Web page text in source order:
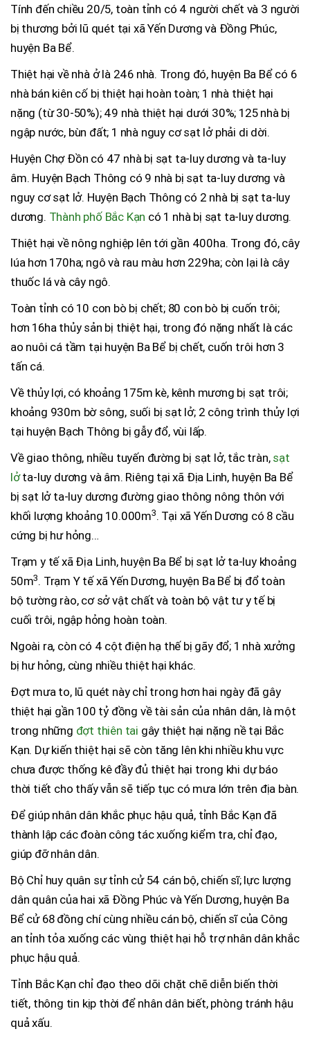
Tính đến chiều 20/5, toàn tỉnh có 4 người chết và 3 người
bị thương bởi lũ quét tại xã Yến Dương và Đồng Phúc,
huyện Ba Bể.
Thiệt hại về nhà ở là 246 nhà. Trong đó, huyện Ba Bể có 6
nhà bán kiên cố bị thiệt hại hoàn toàn; 1 nhà thiệt hại
nặng (từ 30-50%); 49 nhà thiệt hại dưới 30%; 125 nhà bị
ngập nước, bùn đất; 1 nhà nguy cơ sạt lở phải di dời.
Huyện Chợ Đồn có 47 nhà bị sạt ta-luy dương và ta-luy
âm. Huyện Bạch Thông có 9 nhà bị sạt ta-luy dương và
nguy cơ sạt lở. Huyện Bạch Thông có 2 nhà bị sạt ta-luy
dương. Thành phố Bắc Kạn có 1 nhà bị sạt ta-luy dương.
Thiệt hại về nông nghiệp lên tới gần 400ha. Trong đó, cây
lúa hơn 170ha; ngô và rau màu hơn 229ha; còn lại là cây
thuốc lá và cây ngô.
Toàn tỉnh có 10 con bò bị chết; 80 con bò bị cuốn trôi;
hơn 16ha thủy sản bị thiệt hại, trong đó nặng nhất là các
ao nuôi cá tầm tại huyện Ba Bể bị chết, cuốn trôi hơn 3
tấn cá.
Về thủy lợi, có khoảng 175m kè, kênh mương bị sạt trôi;
khoảng 930m bờ sông, suối bị sạt lở; 2 công trình thủy lợi
tại huyện Bạch Thông bị gẫy đổ, vùi lấp.
Về giao thông, nhiều tuyến đường bị sạt lở, tắc tràn, sạt
lởta-luy dương và âm. Riêng tại xã Địa Linh, huyện Ba Bể
bị sạt lở ta-luy dương đường giao thông nông thôn với
khối lượng khoảng 10.000m3. Tại xã Yến Dương có 8 cầu
cứng bị hư hỏng…
Trạm y tế xã Địa Linh, huyện Ba Bể bị sạt lở ta-luy khoảng
50m3. Trạm Y tế xã Yến Dương, huyện Ba Bể bị đổ toàn
bộ tường rào, cơ sở vật chất và toàn bộ vật tư y tế bị
cuối trôi, ngập hỏng hoàn toàn.
Ngoài ra, còn có 4 cột điện hạ thế bị gãy đổ; 1 nhà xưởng
bị hư hỏng, cùng nhiều thiệt hại khác.
Đợt mưa to, lũ quét này chỉ trong hơn hai ngày đã gây
thiệt hại gần 100 tỷ đồng về tài sản của nhân dân, là một
trong những đợt thiên tai gây thiệt hại nặng nề tại Bắc
Kạn. Dự kiến thiệt hại sẽ còn tăng lên khi nhiều khu vực
chưa được thống kê đầy đủ thiệt hại trong khi dự báo
thời tiết cho thấy vẫn sẽ tiếp tục có mưa lớn trên địa bàn.
Để giúp nhân dân khắc phục hậu quả, tỉnh Bắc Kạn đã
thành lập các đoàn công tác xuống kiểm tra, chỉ đạo,
giúp đỡ nhân dân.
Bộ Chỉ huy quân sự tỉnh cử 54 cán bộ, chiến sĩ; lực lượng
dân quân của hai xã Đồng Phúc và Yến Dương, huyện Ba
Bể cử 68 đồng chí cùng nhiều cán bộ, chiến sĩ của Công
an tỉnh tỏa xuống các vùng thiệt hại hỗ trợ nhân dân khắc
phục hậu quả.
Tỉnh Bắc Kạn chỉ đạo theo dõi chặt chẽ diễn biến thời
tiết, thông tin kịp thời để nhân dân biết, phòng tránh hậu
quả xấu.